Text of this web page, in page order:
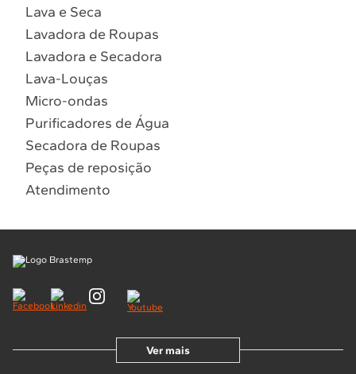
Localizar assistência técnica
Lava e Seca
Lavadora de Roupas
Lavadora e Secadora
Lava-Louças
Micro-ondas
Purificadores de Água
Secadora de Roupas
Peças de reposição
Atendimento
Ver mais